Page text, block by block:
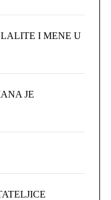
I MENE U
JE